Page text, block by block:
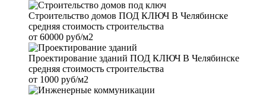
Строительство домов ПОД КЛЮЧ В Челябинске
средняя стоимость строительства
от 60000 руб/м2
Проектирование зданий ПОД КЛЮЧ В Челябинске
средняя стоимость строительства
от 1000 руб/м2